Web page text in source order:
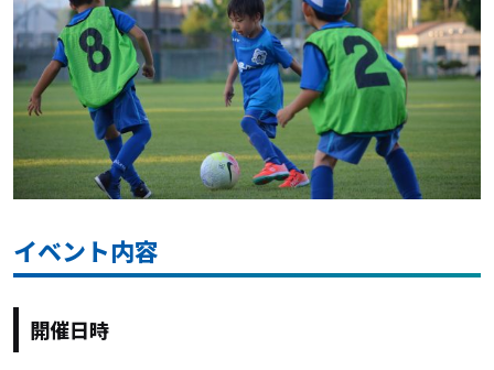
イベント内容
開催日時